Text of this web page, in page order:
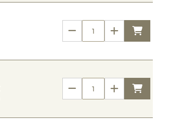
Kaufen
Kaufen